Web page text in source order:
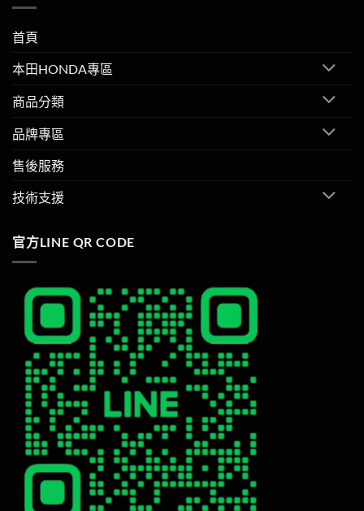
首頁
本田HONDA專區
商品分類
品牌專區
售後服務
技術支援
官方LINE QR CODE